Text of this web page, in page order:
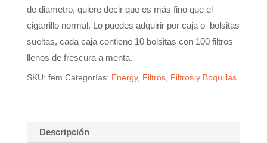
de diametro, quiere decir que es más fino que el
cigarrillo normal. Lo puedes adquirir por caja o bolsitas
sueltas, cada caja contiene 10 bolsitas con 100 filtros
llenos de frescura a menta.
SKU: fem Categorías: Energy, Filtros, Filtros y Boquillas
Descripción